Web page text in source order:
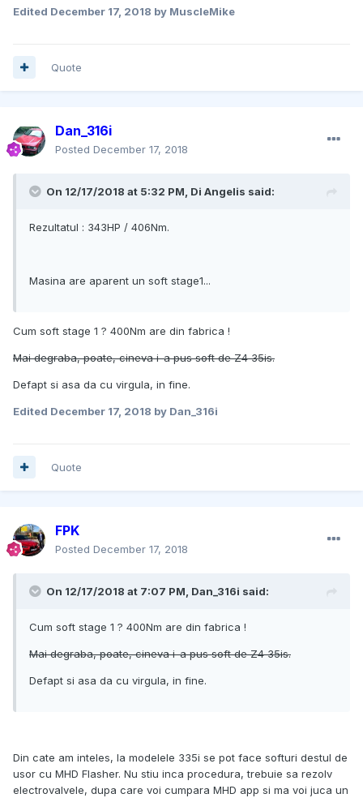
Edited December 17, 2018 by MuscleMike
Quote
Dan_316i
Posted December 17, 2018
On 12/17/2018 at 5:32 PM, Di Angelis said:
Rezultatul : 343HP / 406Nm.
Masina are aparent un soft stage1...
Cum soft stage 1 ? 400Nm are din fabrica !
Mai degraba, poate, cineva i-a pus soft de Z4 35is.
Defapt si asa da cu virgula, in fine.
Edited December 17, 2018 by Dan_316i
Quote
FPK
Posted December 17, 2018
On 12/17/2018 at 7:07 PM, Dan_316i said:
Cum soft stage 1 ? 400Nm are din fabrica !
Mai degraba, poate, cineva i-a pus soft de Z4 35is.
Defapt si asa da cu virgula, in fine.
Din cate am inteles, la modelele 335i se pot face softuri destul de
usor cu MHD Flasher. Nu stiu inca procedura, trebuie sa rezolv
electrovalvele, dupa care voi cumpara MHD app si ma voi juca un